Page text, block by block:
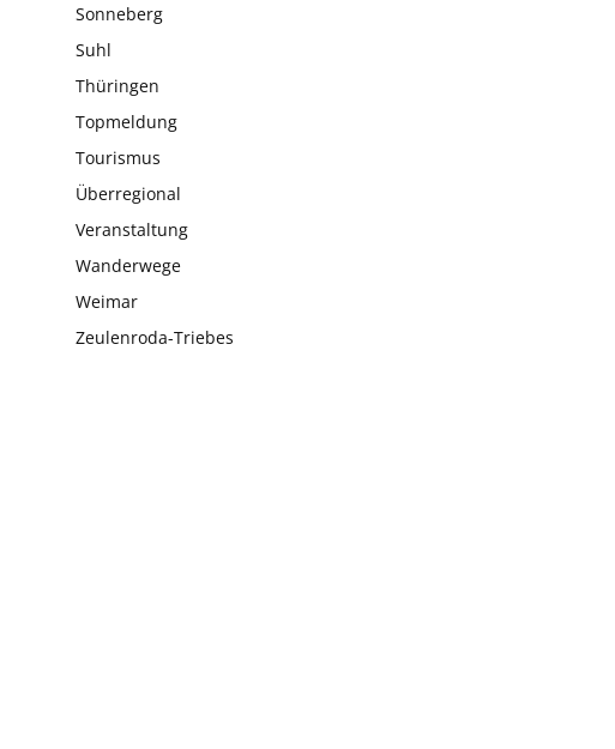
Sonneberg
Suhl
Thüringen
Topmeldung
Tourismus
Überregional
Veranstaltung
Wanderwege
Weimar
Zeulenroda-Triebes